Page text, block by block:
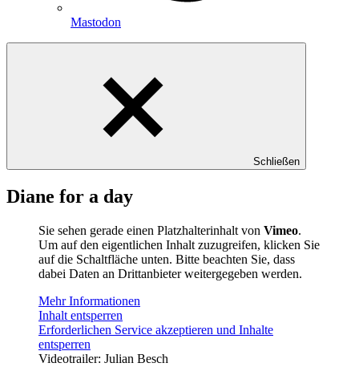
Mastodon
Schließen
Diane for a day
Sie sehen gerade einen Platzhalterinhalt von Vimeo.
Um auf den eigentlichen Inhalt zuzugreifen, klicken Sie
auf die Schaltfläche unten. Bitte beachten Sie, dass
dabei Daten an Drittanbieter weitergegeben werden.
Mehr Informationen
Inhalt entsperren
Erforderlichen Service akzeptieren und Inhalte
entsperren
Videotrailer: Julian Besch